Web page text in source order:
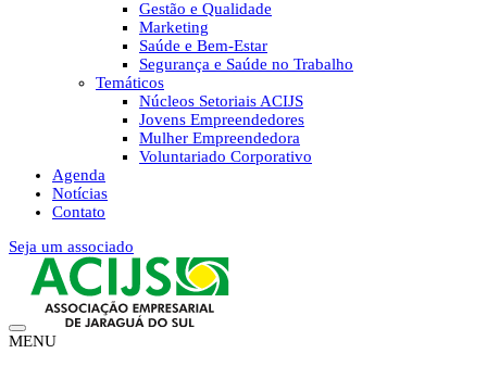
Gestão e Qualidade
Marketing
Saúde e Bem-Estar
Segurança e Saúde no Trabalho
Temáticos
Núcleos Setoriais ACIJS
Jovens Empreendedores
Mulher Empreendedora
Voluntariado Corporativo
Agenda
Notícias
Contato
Seja um associado
MENU